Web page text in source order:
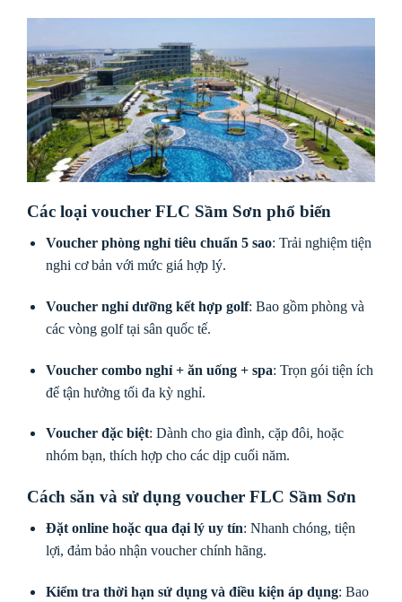
Các loại voucher FLC Sầm Sơn phổ biến
Voucher phòng nghỉ tiêu chuẩn 5 sao: Trải nghiệm tiện
nghi cơ bản với mức giá hợp lý.
Voucher nghỉ dưỡng kết hợp golf: Bao gồm phòng và
các vòng golf tại sân quốc tế.
Voucher combo nghỉ + ăn uống + spa: Trọn gói tiện ích
để tận hưởng tối đa kỳ nghỉ.
Voucher đặc biệt: Dành cho gia đình, cặp đôi, hoặc
nhóm bạn, thích hợp cho các dịp cuối năm.
Cách săn và sử dụng voucher FLC Sầm Sơn
Đặt online hoặc qua đại lý uy tín: Nhanh chóng, tiện
lợi, đảm bảo nhận voucher chính hãng.
Kiểm tra thời hạn sử dụng và điều kiện áp dụng: Bao